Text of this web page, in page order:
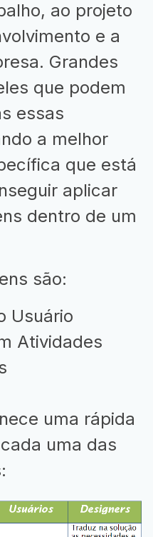
ao projeto
e a
Grandes
que podem
essas
a melhor
que está
aplicar
dentro de um
são:
Usuário
Atividades
uma rápida
uma das